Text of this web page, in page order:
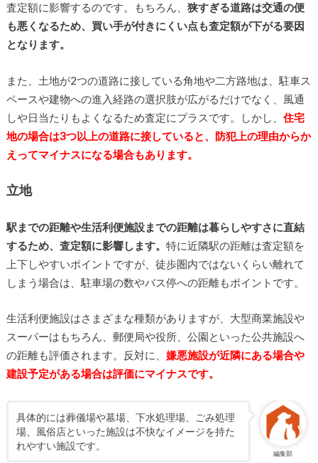
査定額に影響するのです。もちろん、 狭すぎる道路は交通の便
も悪くなるため、買い手が付きにくい点も査定額が下がる要因
となります。
また、土地が2つの道路に接している角地や二方路地は、駐車ス
ペースや建物への進入経路の選択肢が広がるだけでなく、風通
しや日当たりもよくなるため査定にプラスです。しかし、 住宅
地の場合は3つ以上の道路に接していると、防犯上の理由からか
えってマイナスになる場合もあります。
立地
駅までの距離や生活利便施設までの距離は暮らしやすさに直結
するため、査定額に影響します。 特に近隣駅の距離は査定額を
上下しやすいポイントですが、徒歩圏内ではないくらい離れて
しまう場合は、駐車場の数やバス停への距離もポイントです。
生活利便施設はさまざまな種類がありますが、大型商業施設や
スーパーはもちろん、郵便局や役所、公園といった公共施設へ
の距離も評価されます。反対に、 嫌悪施設が近隣にある場合や
建設予定がある場合は評価にマイナスです。
編集部
具体的には葬儀場や墓場、下水処理場、ごみ処理
場、風俗店といった施設は不快なイメージを持た
れやすい施設です。